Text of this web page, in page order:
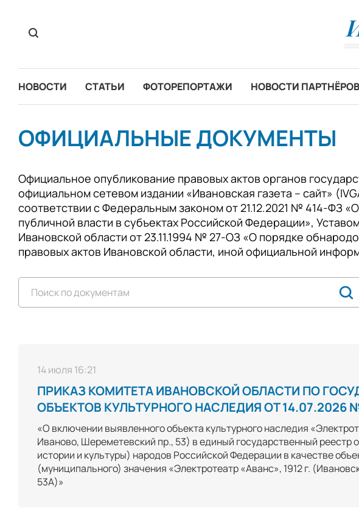
НОВОСТИ СТАТЬИ ФОТОРЕПОРТАЖИ НОВОСТИ ПАРТНЁРОВ
ОФИЦИАЛЬНЫЕ ДОКУМЕНТЫ
Официальное опубликование правовых актов органов
официальном сетевом издании «Ивановская газета – сайт»
соответствии с Федеральным законом от 21.12.2021 № 414-ФЗ
публичной власти в субъектах Российской Федерации»,
Ивановской области от 23.11.1994 № 27-ОЗ «О порядке
правовых актов Ивановской области, иной официальной
14 июля 16:21
ПРИКАЗ КОМИТЕТА ИВАНОВСКОЙ ОБЛАСТИ ПО
ОБЪЕКТОВ КУЛЬТУРНОГО НАСЛЕДИЯ ОТ 14.07.2026
«О включении выявленного объекта культурного наследия
Иваново, Шереметевский пр., 53) в единый государственный реестр
истории и культуры) народов Российской Федерации в качестве
(муниципального) значения «Электротеатр «Аванс», 1912 г.
53А)»